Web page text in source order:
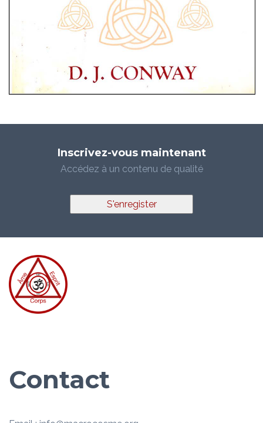
Inscrivez-vous maintenant
Accédez à un contenu de qualité
S'enregister
Contact